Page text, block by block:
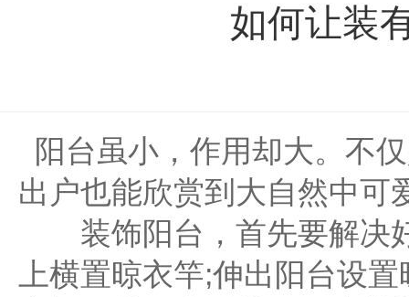
如何让装
阳台虽小，作用却大。不
出户也能欣赏到大自然中可
装饰阳台，首先要解决好
上横置晾衣竿;伸出阳台设